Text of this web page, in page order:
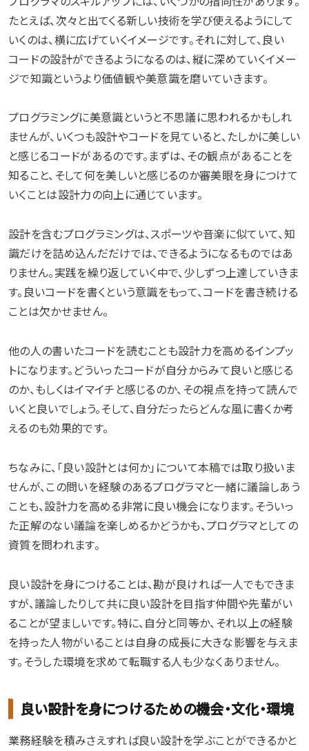
たとえば、次々と出てくる新しい技術を学び使えるようにして
いくのは、横に広げていくイメージです。それに対して、良い
コードの設計ができるようになるのは、縦に深めていくイメー
ジで知識というより価値観や美意識を磨いていきます。
プログラミングに美意識というと不思議に思われるかもしれ
ませんが、いくつも設計やコードを見ていると、たしかに美しい
と感じるコードがあるのです。まずは、その観点があることを
知ること、そして何を美しいと感じるのか審美眼を身につけて
いくことは設計力の向上に通じています。
設計を含むプログラミングは、スポーツや音楽に似ていて、知
識だけを詰め込んだだけでは、できるようになるものではあ
りません。実践を繰り返していく中で、少しずつ上達していきま
す。良いコードを書くという意識をもって、コードを書き続ける
ことは欠かせません。
他の人の書いたコードを読むことも設計力を高めるインプッ
トになります。どういったコードが自分からみて良いと感じる
のか、もしくはイマイチと感じるのか、その視点を持って読んで
いくと良いでしょう。そして、自分だったらどんな風に書くか考
えるのも効果的です。
ちなみに、「良い設計とは何か」について本稿では取り扱いま
せんが、この問いを経験のあるプログラマと一緒に議論しあう
ことも、設計力を高める非常に良い機会になります。そういっ
た正解のない議論を楽しめるかどうかも、プログラマとしての
資質を問われます。
良い設計を身につけることは、勘が良ければ一人でもできま
すが、議論したりして共に良い設計を目指す仲間や先輩がい
ることが望ましいです。特に、自分と同等か、それ以上の経験
を持った人物がいることは自身の成長に大きな影響を与えま
す。そうした環境を求めて転職する人も少なくありません。
良い設計を身につけるための機会・文化・環境
業務経験を積みさえすれば良い設計を学ぶことができるかと